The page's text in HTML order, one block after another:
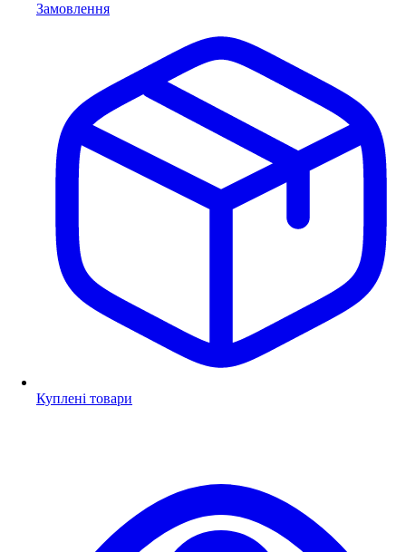
Замовлення
Куплені товари